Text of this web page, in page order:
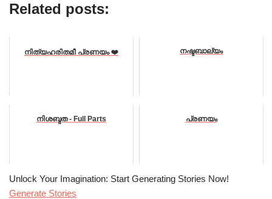
Related posts:
നിത്യഹരിതമീ പ്രണയം ❤️ നഷ്ടബാല്യം
നിശബ്ദത - Full Parts പ്രണയം
Unlock Your Imagination: Start Generating Stories Now!
Generate Stories